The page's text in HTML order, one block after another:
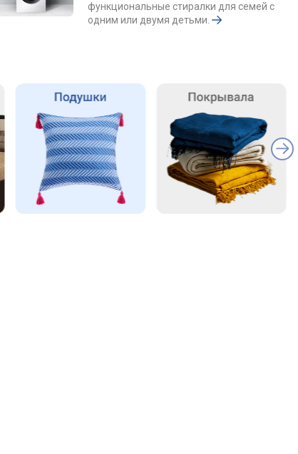
функциональные стиралки для семей с
одним или двумя детьми.